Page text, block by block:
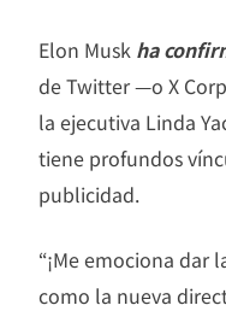
Elon Musk ha
de Twitter —o X
la ejecutiva Linda
tiene profundos
publicidad.
“¡Me emociona dar
como la nueva